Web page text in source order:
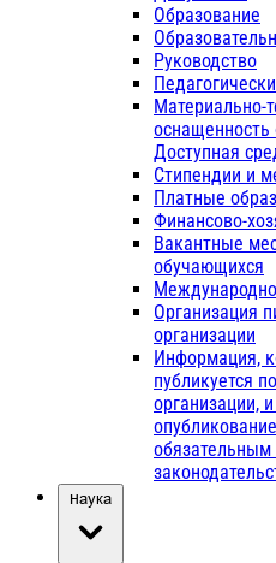
Образование
Руководство
Материально-
оснащенность
Доступная
Стипендии и
Платные
Финансово-
Вакантные
обучающихся
Организация
организации
Информация,
публикуется
организации,
обязательным
Наука